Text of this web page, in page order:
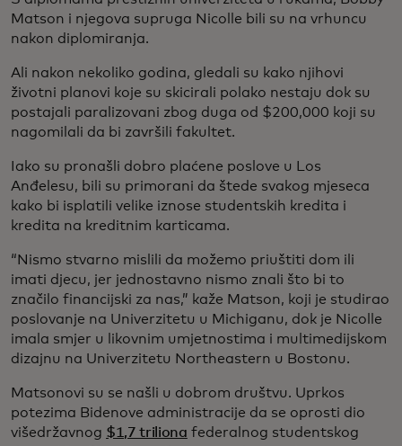
Matson i njegova supruga Nicolle bili su na vrhuncu
nakon diplomiranja.
Ali nakon nekoliko godina, gledali su kako njihovi
životni planovi koje su skicirali polako nestaju dok su
postajali paralizovani zbog duga od $200,000 koji su
nagomilali da bi završili fakultet.
Iako su pronašli dobro plaćene poslove u Los
Anđelesu, bili su primorani da štede svakog mjeseca
kako bi isplatili velike iznose studentskih kredita i
kredita na kreditnim karticama.
“Nismo stvarno mislili da možemo priuštiti dom ili
imati djecu, jer jednostavno nismo znali što bi to
značilo financijski za nas,” kaže Matson, koji je studirao
poslovanje na Univerzitetu u Michiganu, dok je Nicolle
imala smjer u likovnim umjetnostima i multimedijskom
dizajnu na Univerzitetu Northeastern u Bostonu.
Matsonovi su se našli u dobrom društvu. Uprkos
potezima Bidenove administracije da se oprosti dio
višedržavnog $1,7 triliona federalnog studentskog